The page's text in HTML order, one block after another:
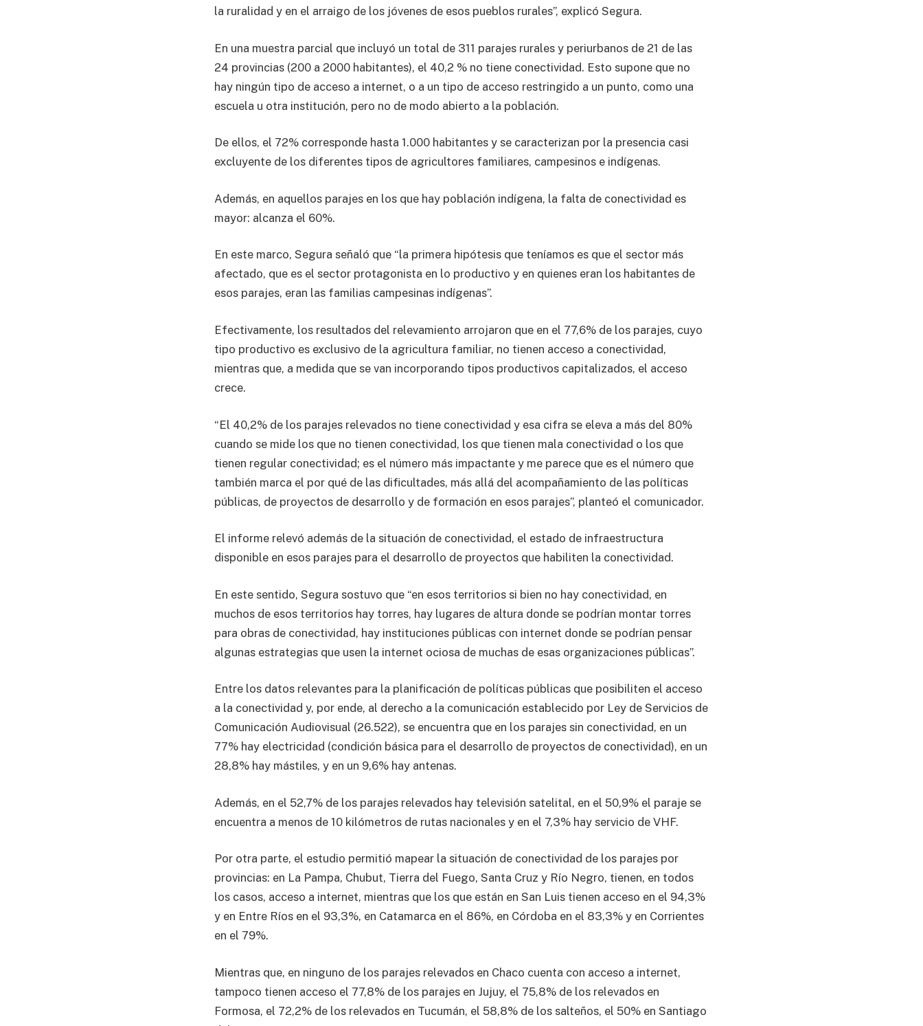
la ruralidad y en el arraigo de los jóvenes de esos pueblos rurales”, explicó Segura.
En una muestra parcial que incluyó un total de 311 parajes rurales y periurbanos de 21 de las
24 provincias (200 a 2000 habitantes), el 40,2 % no tiene conectividad. Esto supone que no
hay ningún tipo de acceso a internet, o a un tipo de acceso restringido a un punto, como una
escuela u otra institución, pero no de modo abierto a la población.
De ellos, el 72% corresponde hasta 1.000 habitantes y se caracterizan por la presencia casi
excluyente de los diferentes tipos de agricultores familiares, campesinos e indígenas.
Además, en aquellos parajes en los que hay población indígena, la falta de conectividad es
mayor: alcanza el 60%.
En este marco, Segura señaló que “la primera hipótesis que teníamos es que el sector más
afectado, que es el sector protagonista en lo productivo y en quienes eran los habitantes de
esos parajes, eran las familias campesinas indígenas”.
Efectivamente, los resultados del relevamiento arrojaron que en el 77,6% de los parajes, cuyo
tipo productivo es exclusivo de la agricultura familiar, no tienen acceso a conectividad,
mientras que, a medida que se van incorporando tipos productivos capitalizados, el acceso
crece.
“El 40,2% de los parajes relevados no tiene conectividad y esa cifra se eleva a más del 80%
cuando se mide los que no tienen conectividad, los que tienen mala conectividad o los que
tienen regular conectividad; es el número más impactante y me parece que es el número que
también marca el por qué de las dificultades, más allá del acompañamiento de las políticas
públicas, de proyectos de desarrollo y de formación en esos parajes”, planteó el comunicador.
El informe relevó además de la situación de conectividad, el estado de infraestructura
disponible en esos parajes para el desarrollo de proyectos que habiliten la conectividad.
En este sentido, Segura sostuvo que “en esos territorios si bien no hay conectividad, en
muchos de esos territorios hay torres, hay lugares de altura donde se podrían montar torres
para obras de conectividad, hay instituciones públicas con internet donde se podrían pensar
algunas estrategias que usen la internet ociosa de muchas de esas organizaciones públicas”.
Entre los datos relevantes para la planificación de políticas públicas que posibiliten el acceso
a la conectividad y, por ende, al derecho a la comunicación establecido por Ley de Servicios de
Comunicación Audiovisual (26.522), se encuentra que en los parajes sin conectividad, en un
77% hay electricidad (condición básica para el desarrollo de proyectos de conectividad), en un
28,8% hay mástiles, y en un 9,6% hay antenas.
Además, en el 52,7% de los parajes relevados hay televisión satelital, en el 50,9% el paraje se
encuentra a menos de 10 kilómetros de rutas nacionales y en el 7,3% hay servicio de VHF.
Por otra parte, el estudio permitió mapear la situación de conectividad de los parajes por
provincias: en La Pampa, Chubut, Tierra del Fuego, Santa Cruz y Río Negro, tienen, en todos
los casos, acceso a internet, mientras que los que están en San Luis tienen acceso en el 94,3%
y en Entre Ríos en el 93,3%, en Catamarca en el 86%, en Córdoba en el 83,3% y en Corrientes
en el 79%.
Mientras que, en ninguno de los parajes relevados en Chaco cuenta con acceso a internet,
tampoco tienen acceso el 77,8% de los parajes en Jujuy, el 75,8% de los relevados en
Formosa, el 72,2% de los relevados en Tucumán, el 58,8% de los salteños, el 50% en Santiago